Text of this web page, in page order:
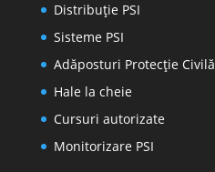
Distribuţie PSI
Sisteme PSI
Adăposturi Protecție Civilă
Hale la cheie
Cursuri autorizate
Monitorizare PSI